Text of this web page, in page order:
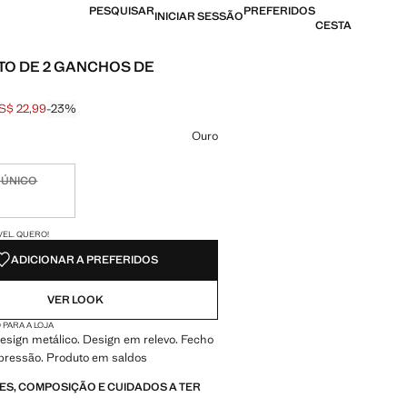
PESQUISARINICIAR SESSÃOPREFERIDOS
CESTA
DE 2 GANCHOS DE
[US$ 29,99 ]
22,99 ]
22,99-23%
cor
Ouro
QUERO!
ADICIONAR A PREFERIDOS
VER LOOK
PARA A LOJA
metálico. Design em relevo. Fecho
Produto em saldos
COMPOSIÇÃO E CUIDADOS A TER